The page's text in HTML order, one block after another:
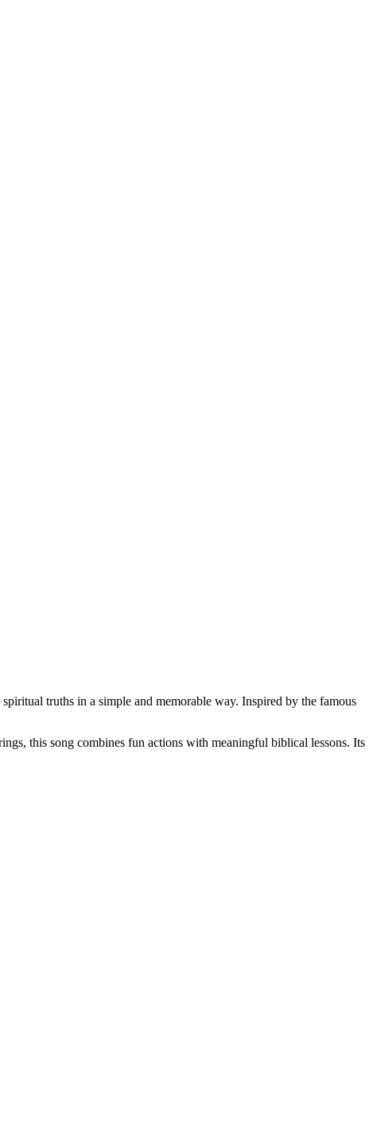
truths in a simple and memorable way. Inspired by the famous
this song combines fun actions with meaningful biblical lessons. Its